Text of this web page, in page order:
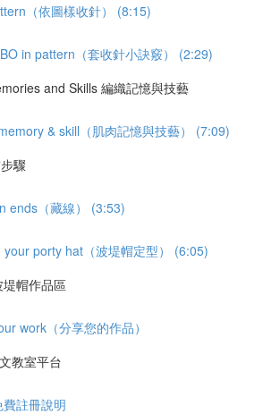
（依圖樣收針） (8:15)
in pattern（套收針小訣竅） (2:29)
and Skills 編織記憶與技藝
& skill（肌肉記憶與技藝） (7:09)
驟
ends（藏線） (3:53)
your porty hat（波堤帽定型） (6:05)
帽作品區
work（分享您的作品）
教室平台
註冊說明